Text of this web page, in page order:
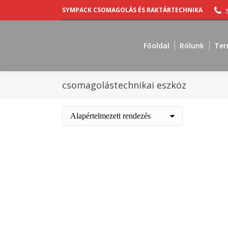
SYMPACK CSOMAGOLÁS ÉS RAKTÁRTECHNIKA
Főoldal Rólunk
csomagolástechnikai eszköz